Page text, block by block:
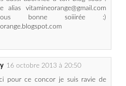
pour ce concor je suis ravie de
soso nailbeauty